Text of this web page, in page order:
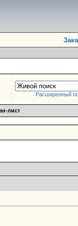
Расширенный
лист